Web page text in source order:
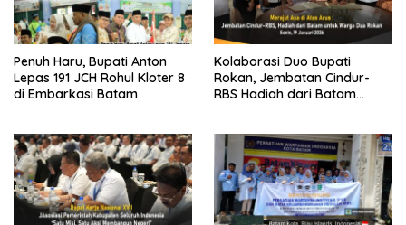
Penuh Haru, Bupati Anton
Lepas 191 JCH Rohul Kloter 8
di Embarkasi Batam
Kolaborasi Duo Bupati
Rokan, Jembatan Cindur-
RBS Hadiah dari Batam